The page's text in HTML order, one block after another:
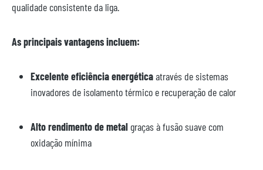
qualidade consistente da liga.
As principais vantagens incluem:
Excelente eficiência energéticaatravés de sistemas
inovadores de isolamento térmico e recuperação de calor
Alto rendimento de metal graças à fusão suave com
oxidação mínima